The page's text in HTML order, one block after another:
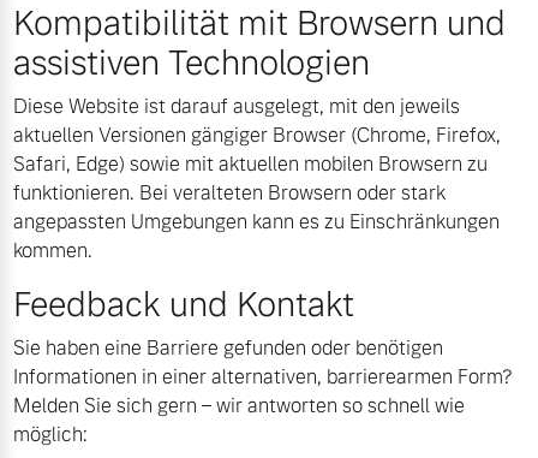
Kompatibilität mit Browsern und
assistiven Technologien
Diese Website ist darauf ausgelegt, mit den jeweils
aktuellen Versionen gängiger Browser (Chrome, Firefox,
Safari, Edge) sowie mit aktuellen mobilen Browsern zu
funktionieren. Bei veralteten Browsern oder stark
angepassten Umgebungen kann es zu Einschränkungen
kommen.
Feedback und Kontakt
Sie haben eine Barriere gefunden oder benötigen
Informationen in einer alternativen, barrierearmen Form?
Melden Sie sich gern – wir antworten so schnell wie
möglich: